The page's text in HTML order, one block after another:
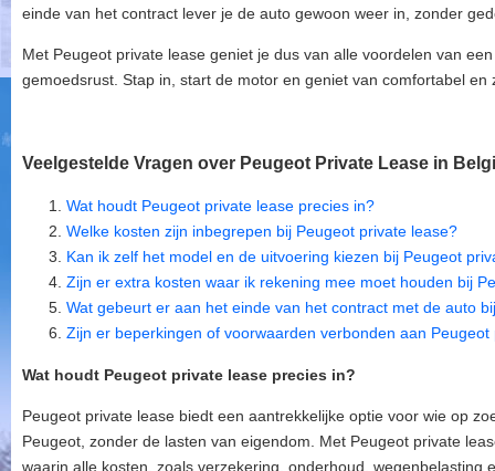
einde van het contract lever je de auto gewoon weer in, zonder
Met Peugeot private lease geniet je dus van alle voordelen van
gemoedsrust. Stap in, start de motor en geniet van comfortabel
Veelgestelde Vragen over Peugeot Private Lease in
Wat houdt Peugeot private lease precies in?
Welke kosten zijn inbegrepen bij Peugeot private lease?
Kan ik zelf het model en de uitvoering kiezen bij Peugeot
Zijn er extra kosten waar ik rekening mee moet houden bij
Wat gebeurt er aan het einde van het contract met de auto
Zijn er beperkingen of voorwaarden verbonden aan Peugeot
Wat houdt Peugeot private lease precies in?
Peugeot private lease biedt een aantrekkelijke optie voor wie op
Peugeot, zonder de lasten van eigendom. Met Peugeot private
waarin alle kosten, zoals verzekering, onderhoud, wegenbelasting